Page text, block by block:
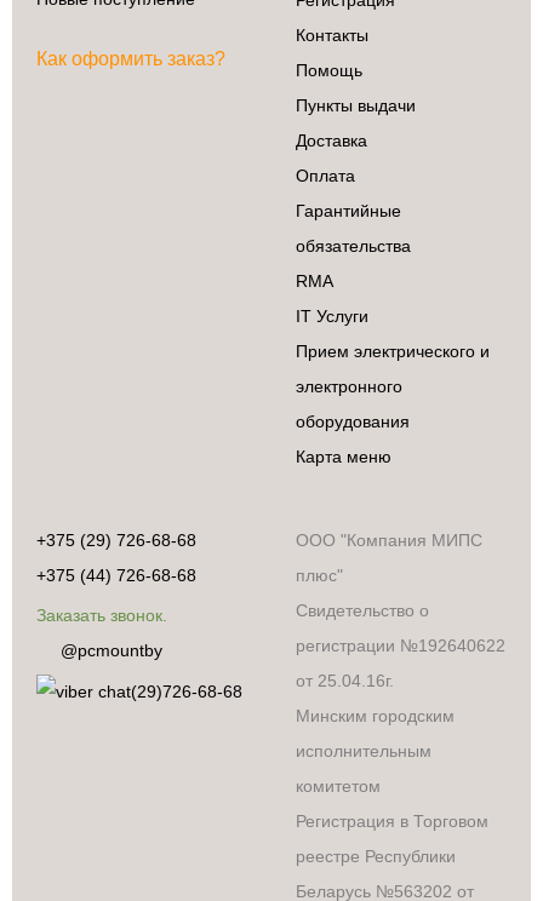
Как оформить заказ?
Контакты
Помощь
Пункты выдачи
Доставка
Оплата
Гарантийные
обязательства
RMA
IT Услуги
Прием электрического и
электронного
оборудования
Карта меню
+375 (29) 726-68-68
+375 (44) 726-68-68
Заказать звонок.
@pcmountby
(29)726-68-68
ООО "Компания МИПС
плюс"
Свидетельство о
регистрации №192640622
от 25.04.16г.
Минским городским
исполнительным
комитетом
Регистрация в Торговом
реестре Республики
Беларусь №563202 от